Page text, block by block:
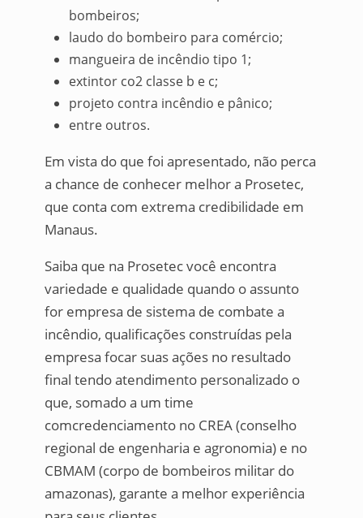
bombeiros;
laudo do bombeiro para comércio;
mangueira de incêndio tipo 1;
extintor co2 classe b e c;
projeto contra incêndio e pânico;
entre outros.
Em vista do que foi apresentado, não perca
a chance de conhecer melhor a Prosetec,
que conta com extrema credibilidade em
Manaus.
Saiba que na Prosetec você encontra
variedade e qualidade quando o assunto
for empresa de sistema de combate a
incêndio, qualificações construídas pela
empresa focar suas ações no resultado
final tendo atendimento personalizado o
que, somado a um time
comcredenciamento no CREA (conselho
regional de engenharia e agronomia) e no
CBMAM (corpo de bombeiros militar do
amazonas), garante a melhor experiência